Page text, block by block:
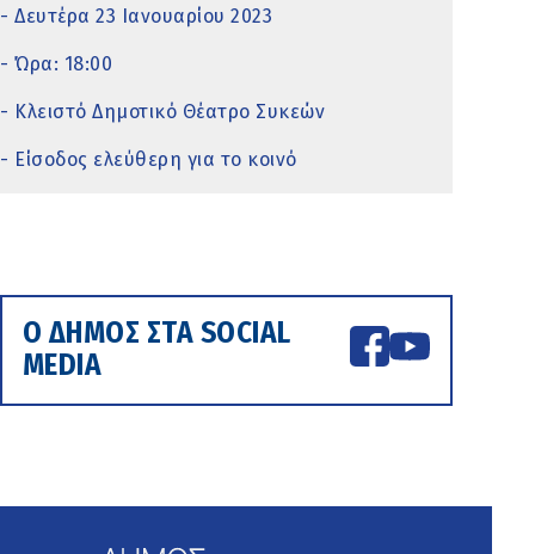
- Δευτέρα 23 Ιανουαρίου 2023
- Ώρα: 18:00
- Κλειστό Δημοτικό Θέατρο Συκεών
- Είσοδος ελεύθερη για το κοινό
Ο ΔΗΜΟΣ ΣΤΑ SOCIAL
MEDIA